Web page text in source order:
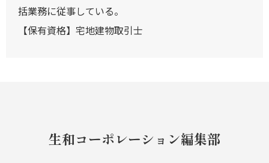
括業務に従事している。
【保有資格】宅地建物取引士
生和コーポレーション編集部